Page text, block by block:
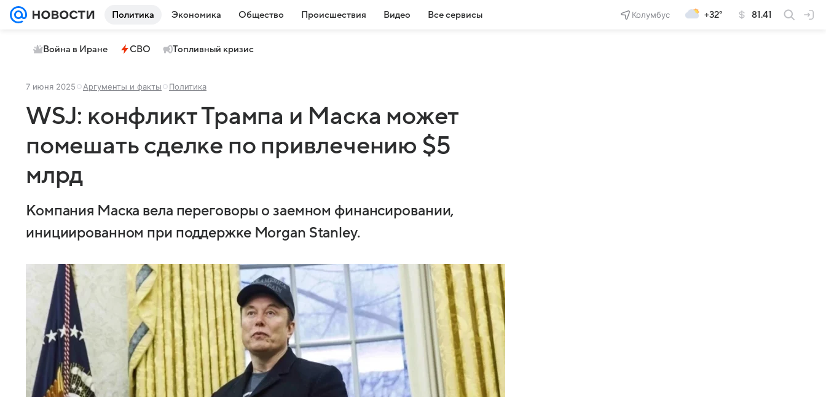
Политика Экономика Общество Происшествия Видео Все сервисы Колумбус +32° 81.41
Война в Иране СВО Топливный кризис
7 июня 2025 Аргументы и факты Политика
WSJ: конфликт Трампа и Маска может
помешать сделке по привлечению $5
млрд
Компания Маска вела переговоры о заемном финансировании,
инициированном при поддержке Morgan Stanley.